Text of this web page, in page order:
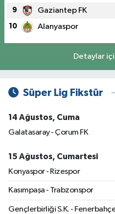
9 Gaziantep FK
10 Alanyaspor
Detaylar
Süper Lig Fikstür
14 Ağustos, Cuma
Galatasaray - Çorum FK
15 Ağustos, Cumartesi
Konyaspor - Rizespor
Kasımpaşa - Trabzonspor
Gençlerbirliği S.K. -